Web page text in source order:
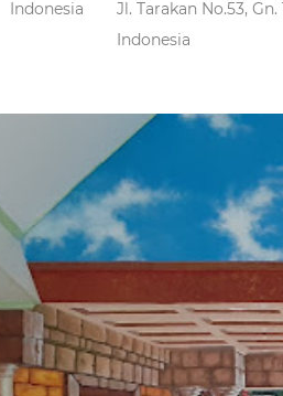
Indonesia
Jl. Tarakan No.53,
Indonesia